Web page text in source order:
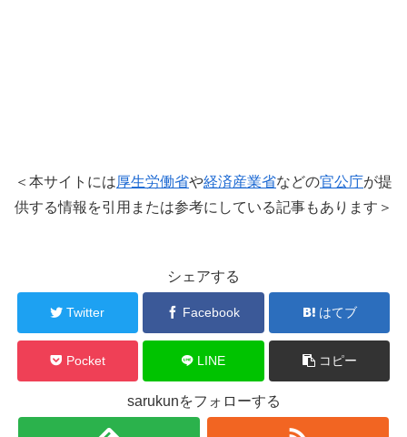
＜本サイトには厚生労働省や経済産業省などの官公庁が提
供する情報を引用または参考にしている記事もあります＞
シェアする
Twitter Facebook はてブ
Pocket LINE コピー
sarukunをフォローする